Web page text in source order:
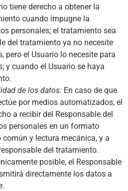
tiene derecho a obtener la
cuando impugne la
personales; el tratamiento sea
del tratamiento ya no necesite
pero el Usuario lo necesite para
y cuando el Usuario se haya
de los datos: En caso de que
por medios automatizados, el
a recibir del Responsable del
personales en un formato
común y lectura mecánica, y a
del tratamiento.
posible, el Responsable
directamente los datos a